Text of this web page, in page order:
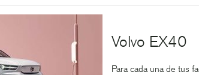
Volvo EX40
Para cada una de tus